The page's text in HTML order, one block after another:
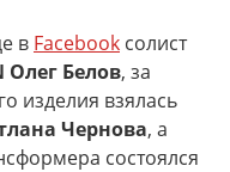
в Facebook солист
Олег Белов, за
изделия взялась
Чернова, а
состоялся